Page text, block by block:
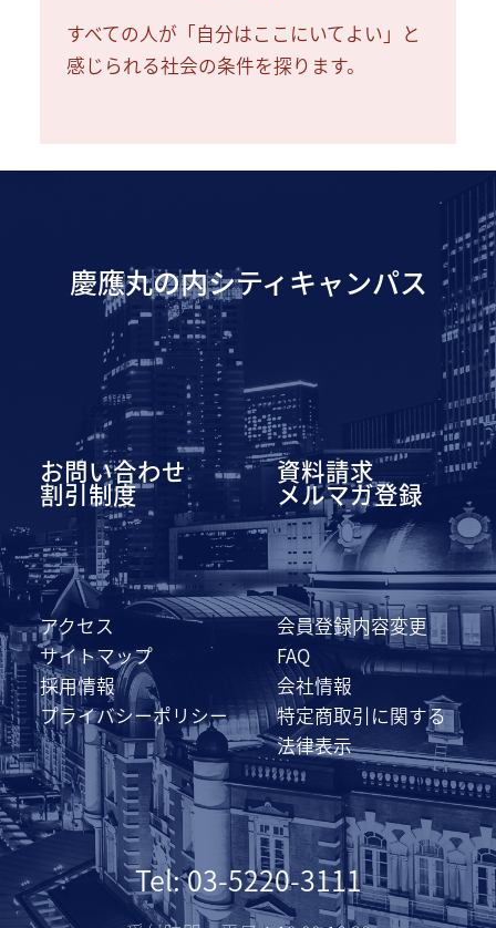
すべての人が「自分はここにいてよい」と
感じられる社会の条件を探ります。
慶應丸の内シティキャンパス
お問い合わせ 資料請求
割引制度 メルマガ登録
アクセス
会員登録内容変更
サイトマップ
FAQ
採用情報
会社情報
プライバシーポリシー
特定商取引に関する
法律表示
Tel: 03-5220-3111